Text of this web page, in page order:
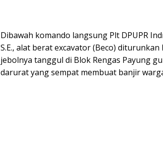
Dibawah komando langsung Plt DPUPR
S.E., alat berat excavator (Beco)
jebolnya tanggul di Blok Rengas Payung
darurat yang sempat membuat banjir